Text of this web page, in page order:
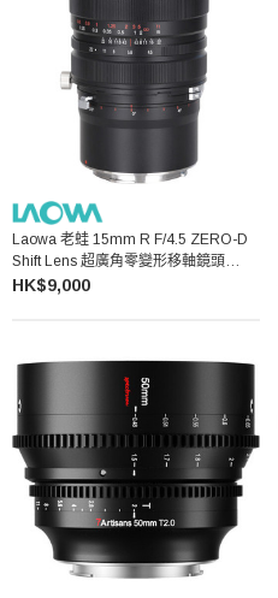
Laowa 老蛙 15mm R F/4.5 ZERO-D
Shift Lens 超廣角零變形移軸鏡頭
Canon RF
HK$9,000